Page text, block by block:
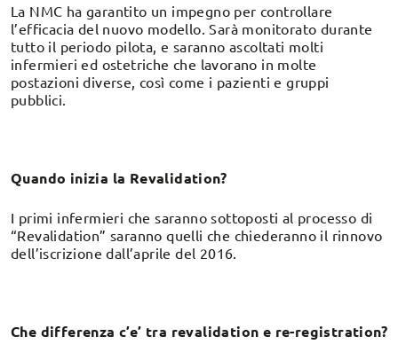
La NMC ha garantito un impegno per controllare
l’efficacia del nuovo modello. Sarà monitorato durante
tutto il periodo pilota, e saranno ascoltati molti
infermieri ed ostetriche che lavorano in molte
postazioni diverse, così come i pazienti e gruppi
pubblici.
Quando inizia la Revalidation?
I primi infermieri che saranno sottoposti al processo di
“Revalidation” saranno quelli che chiederanno il rinnovo
dell’iscrizione dall’aprile del 2016.
Che differenza c’e’ tra revalidation e re-registration?